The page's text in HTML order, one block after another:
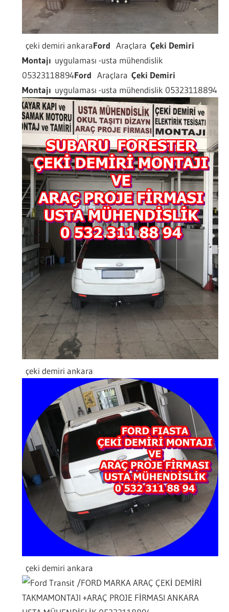
çeki demiri ankaraFord Araçlara Çeki Demiri
Montajı uygulaması -usta mühendislik
05323118894Ford Araçlara Çeki Demiri
Montajı uygulaması -usta mühendislik 05323118894
çeki demiri ankara
çeki demiri ankara